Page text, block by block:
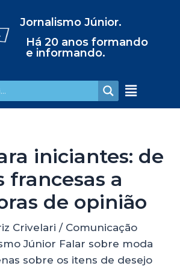
Jornalismo Júnior.
Há 20 anos formando
e informando.
iniciantes: de
francesas a
de opinião
Crivelari / Comunicação
Júnior Falar sobre moda
sobre os itens de desejo